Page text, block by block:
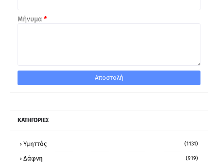
Μήνυμα *
ΚΑΤΗΓΟΡΙΕΣ
Υμηττός (1131)
Δάφνη (919)